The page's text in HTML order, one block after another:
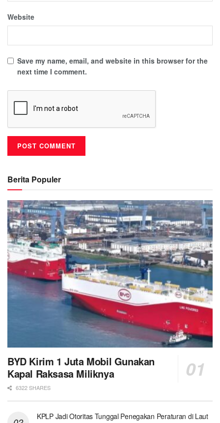
Website
Save my name, email, and website in this browser for the
next time I comment.
Berita Populer
BYD Kirim 1 Juta Mobil Gunakan
Kapal Raksasa Miliknya
6322 SHARES
KPLP Jadi Otoritas Tunggal Penegakan Peraturan di Laut